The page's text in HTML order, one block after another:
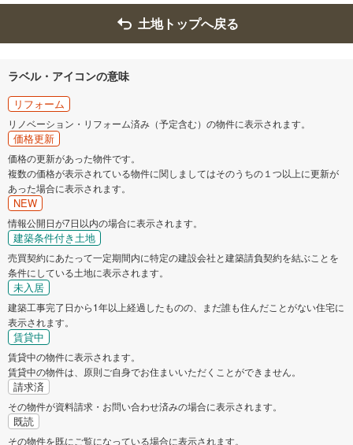
土地トップへ戻る
ラベル・アイコンの意味
リフォーム
リノベーション・リフォーム済み（予定含む）の物件に表示されます。
価格更新
価格の更新があった物件です。
複数の価格が表示されている物件に関しましてはそのうちの１つ以上に更新が
あった場合に表示されます。
NEW
情報公開日が7日以内の場合に表示されます。
建築条件付き土地
売買契約にあたって一定期間内に特定の建設会社と建築請負契約を結ぶことを
条件にしている土地に表示されます。
未入居
建築工事完了日から1年以上経過したものの、まだ誰も住んだことがない住宅に
表示されます。
賃貸中
賃貸中の物件に表示されます。
賃貸中の物件は、原則ご自身でお住まいいただくことができません。
請求済
その物件が資料請求・お問い合わせ済みの場合に表示されます。
既読
その物件を既にご覧になっている場合に表示されます。